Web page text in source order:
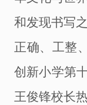
和发现书写
正确、工整
创新小学第
王俊锋校长